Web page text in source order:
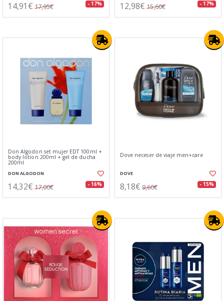
14,91€ 17,95€ - 17% 12,98€ 15,60€ - 17%
Don Algodon set mujer EDT 100ml +
body lotion 200ml + gel de ducha
200ml
DON ALGODON
14,32€ 17,00€ - 16%
Dove neceser de viaje men+care
DOVE
8,18€ 9,60€ - 15%